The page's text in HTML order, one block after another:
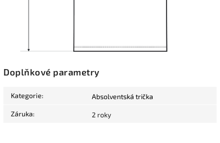
Doplňkové parametry
Kategorie: Absolventská trička
Záruka: 2 roky